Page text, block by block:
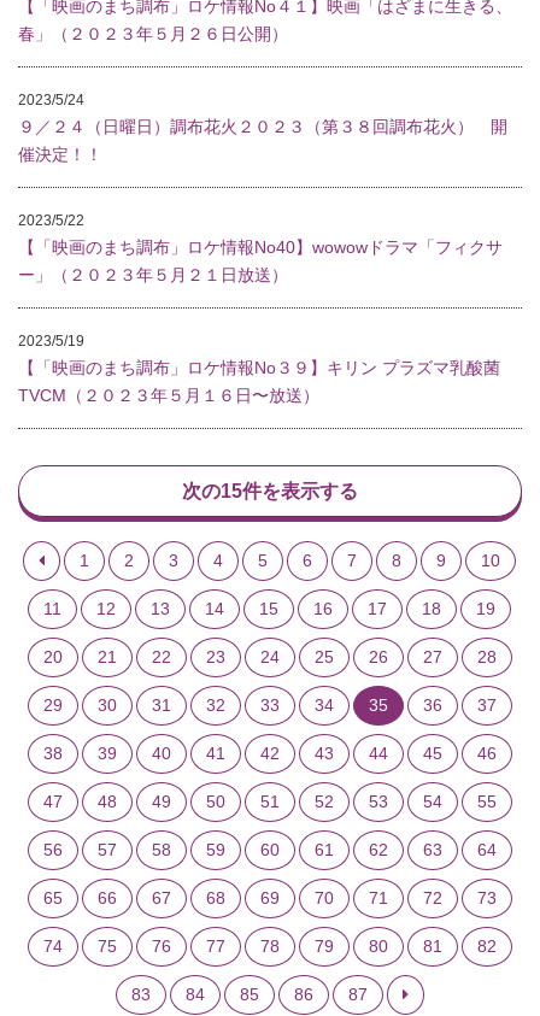
【「映画のまち調布」ロケ情報No４１】映画「はざまに生きる、
春」（２０２３年５月２６日公開）
2023/5/24
９／２４（日曜日）調布花火２０２３（第３８回調布花火） 開
催決定！！
2023/5/22
【「映画のまち調布」ロケ情報No40】wowowドラマ「フィクサ
ー」（２０２３年５月２１日放送）
2023/5/19
【「映画のまち調布」ロケ情報No３９】キリン プラズマ乳酸菌
TVCM（２０２３年５月１６日〜放送）
次の15件を表示する
1 2 3 4 5 6 7 8 9 10
11 12 13 14 15 16 17 18 19
20 21 22 23 24 25 26 27 28
29 30 31 32 33 34 35 36 37
38 39 40 41 42 43 44 45 46
47 48 49 50 51 52 53 54 55
56 57 58 59 60 61 62 63 64
65 66 67 68 69 70 71 72 73
74 75 76 77 78 79 80 81 82
83 84 85 86 87